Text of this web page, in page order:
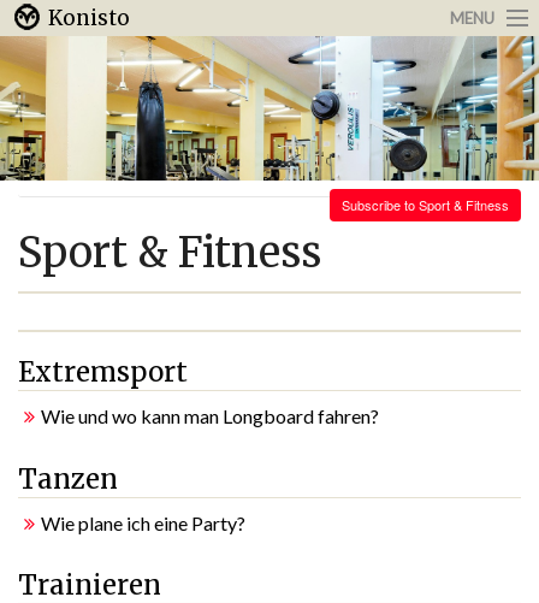
Konisto MENU
Arbeit & Karriere
Internet
Urlaub & Reisen
Subscribe to Sport & Fitness
Sport & Fitness
Extremsport
Wie und wo kann man Longboard fahren?
Tanzen
Wie plane ich eine Party?
Trainieren